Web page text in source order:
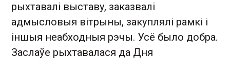
рыхтавалі выставу, заказвалі
адмысловыя вітрыны, закуплялі рамкі і
іншыя неабходныя рэчы. Усё было добра.
Заслаўе рыхтавалася да Дня